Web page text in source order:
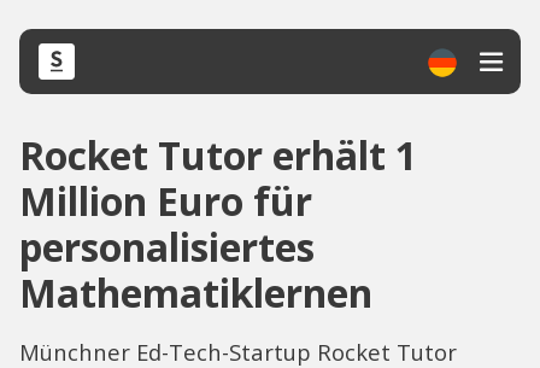
Rocket Tutor erhält 1
Million Euro für
personalisiertes
Mathematiklernen
Münchner Ed-Tech-Startup Rocket Tutor